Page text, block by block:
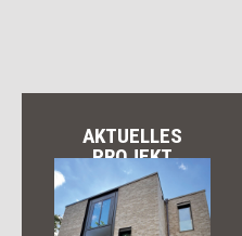
AKTUELLES
PROJEKT